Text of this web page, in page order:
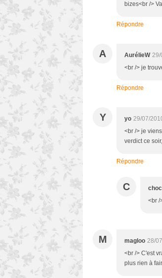
bizes<br />
Répondre
A AurélieW 29/
<br /> je
Répondre
Y yo 29/07/
<br /> je
verdict ce
Répondre
C
<br /
M magloo 28/
<br /> C'est
plus rien à